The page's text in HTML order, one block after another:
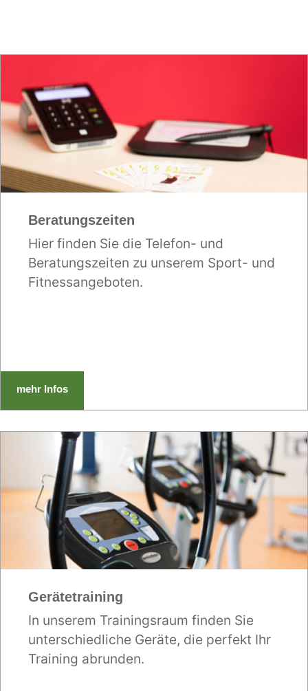
Beratungszeiten
Hier finden Sie die Telefon- und
Beratungszeiten zu unserem Sport- und
Fitnessangeboten.
mehr Infos
Gerätetraining
In unserem Trainingsraum finden Sie
unterschiedliche Geräte, die perfekt Ihr
Training abrunden.